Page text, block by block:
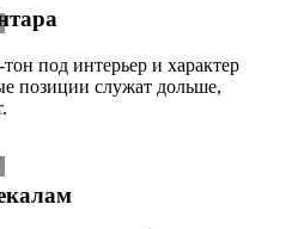
под интерьер и характер
позиции служат дольше,